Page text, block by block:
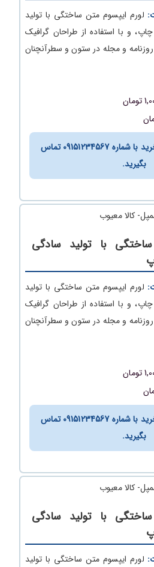
لورم ایپسوم متن ساختگی با تولید
و با استفاده از طراحان گرافیک
و مجله در ستون و سطرآنچنان
برای اطلاع از شرایط خرید با شماره 09151234567 تماس
بگیرید.
با تولید سادگی
لورم ایپسوم متن ساختگی با تولید
و با استفاده از طراحان گرافیک
و مجله در ستون و سطرآنچنان
برای اطلاع از شرایط خرید با شماره 09151234567 تماس
بگیرید.
با تولید سادگی
لورم ایپسوم متن ساختگی با تولید